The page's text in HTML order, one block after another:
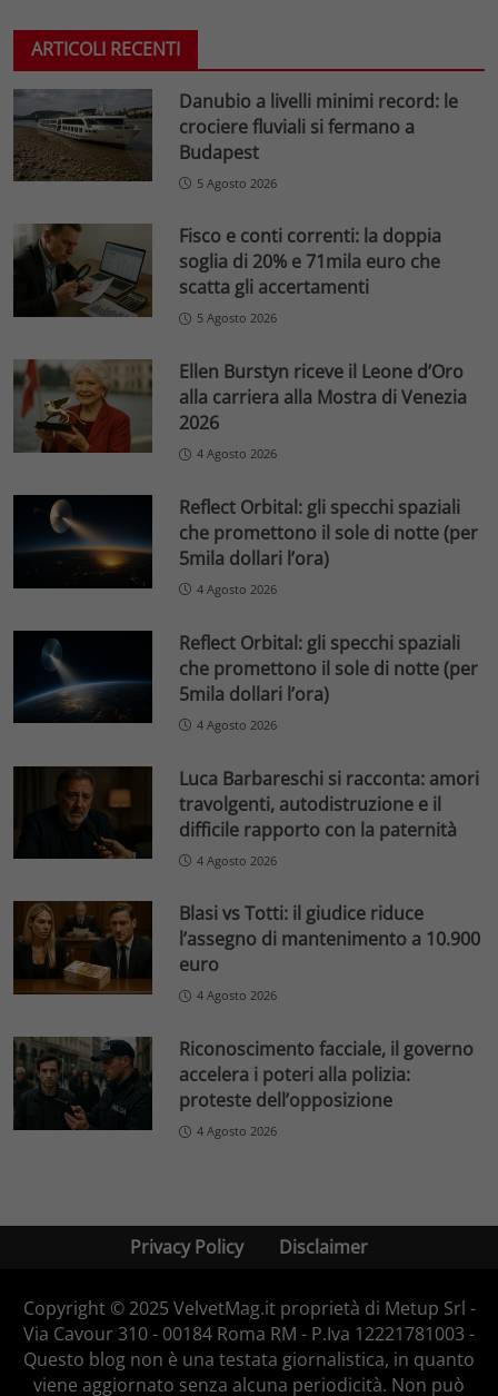
ARTICOLI RECENTI
Danubio a livelli minimi record: le
crociere fluviali si fermano a
Budapest
5 Agosto 2026
Fisco e conti correnti: la doppia
soglia di 20% e 71mila euro che
scatta gli accertamenti
5 Agosto 2026
Ellen Burstyn riceve il Leone d’Oro
alla carriera alla Mostra di Venezia
2026
4 Agosto 2026
Reflect Orbital: gli specchi spaziali
che promettono il sole di notte (per
5mila dollari l’ora)
4 Agosto 2026
Reflect Orbital: gli specchi spaziali
che promettono il sole di notte (per
5mila dollari l’ora)
4 Agosto 2026
Luca Barbareschi si racconta: amori
travolgenti, autodistruzione e il
difficile rapporto con la paternità
4 Agosto 2026
Blasi vs Totti: il giudice riduce
l’assegno di mantenimento a 10.900
euro
4 Agosto 2026
Riconoscimento facciale, il governo
accelera i poteri alla polizia:
proteste dell’opposizione
4 Agosto 2026
Privacy Policy Disclaimer
Copyright © 2025 VelvetMag.it proprietà di Metup Srl -
Via Cavour 310 - 00184 Roma RM - P.Iva 12221781003 -
Questo blog non è una testata giornalistica, in quanto
viene aggiornato senza alcuna periodicità. Non può